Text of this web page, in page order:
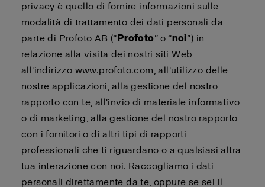
privacy è quello di fornire informazioni sulle
modalità di trattamento dei dati personali da
parte di Profoto AB (“Profoto” o “noi”) in
relazione alla visita dei nostri siti Web
all'indirizzo www.profoto.com, all'utilizzo delle
nostre applicazioni, alla gestione del nostro
rapporto con te, all'invio di materiale informativo
o di marketing, alla gestione del nostro rapporto
con i fornitori o di altri tipi di rapporti
professionali che ti riguardano o a qualsiasi altra
tua interazione con noi. Raccogliamo i dati
personali direttamente da te, oppure se sei il